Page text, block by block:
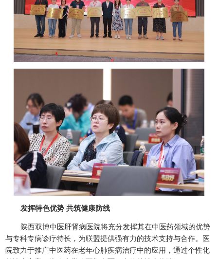
发挥特色优势 共筑健康防线
陕西双博中医肝肾病医院将充分发挥其在中医药领域的优势
与专科专病诊疗特长，为联盟提供强有力的技术支持与合作。医
院致力于推广中医药在老年心肺疾病治疗中的应用，通过个性化